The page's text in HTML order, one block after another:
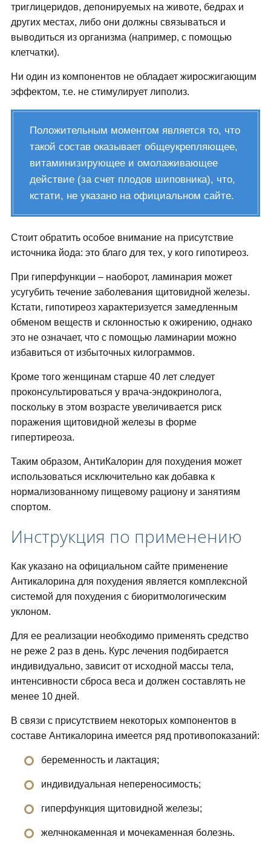
триглицеридов, депонируемых на животе, бедрах и
других местах, либо они должны связываться и
выводиться из организма (например, с помощью
клетчатки).
Ни один из компонентов не обладает жиросжигающим
эффектом, т.е. не стимулирует липолиз.
Положительным моментом является то, что
такой состав оказывает общеукрепляющее,
витаминизирующее и омолаживающее
действие (за счет плодов шиповника), что,
кстати, не указано на официальном сайте.
Стоит обратить особое внимание на присутствие
источника йода: это благо для тех, у кого гипотиреоз.
При гиперфункции – наоборот, ламинария может
усугубить течение заболевания щитовидной железы.
Кстати, гипотиреоз характеризуется замедленным
обменом веществ и склонностью к ожирению, однако
это не означает, что с помощью ламинарии можно
избавиться от избыточных килограммов.
Кроме того женщинам старше 40 лет следует
проконсультироваться у врача-эндокринолога,
поскольку в этом возрасте увеличивается риск
поражения щитовидной железы в форме
гипертиреоза.
Таким образом, АнтиКалорин для похудения может
использоваться исключительно как добавка к
нормализованному пищевому рациону и занятиям
спортом.
Инструкция по применению
Как указано на официальном сайте применение
Антикалорина для похудения является комплексной
системой для похудения с биоритмологическим
уклоном.
Для ее реализации необходимо применять средство
не реже 2 раз в день. Курс лечения подбирается
индивидуально, зависит от исходной массы тела,
интенсивности сброса веса и должен составлять не
менее 10 дней.
В связи с присутствием некоторых компонентов в
составе Антикалорина имеется ряд противопоказаний:
беременность и лактация;
индивидуальная непереносимость;
гиперфункция щитовидной железы;
желчнокаменная и мочекаменная болезнь.